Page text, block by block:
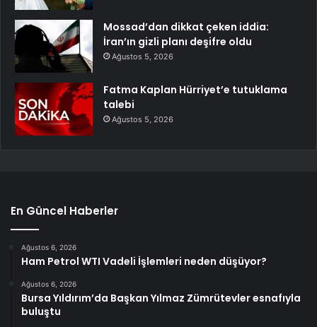
Mossad’dan dikkat çeken iddia:
İran’ın gizli planı deşifre oldu
Ağustos 5, 2026
Fatma Kaplan Hürriyet’e tutuklama
talebi
Ağustos 5, 2026
En Güncel Haberler
Ağustos 6, 2026
Ham Petrol WTI Vadeli İşlemleri neden düşüyor?
Ağustos 6, 2026
Bursa Yıldırım’da Başkan Yılmaz Zümrütevler esnafıyla
buluştu